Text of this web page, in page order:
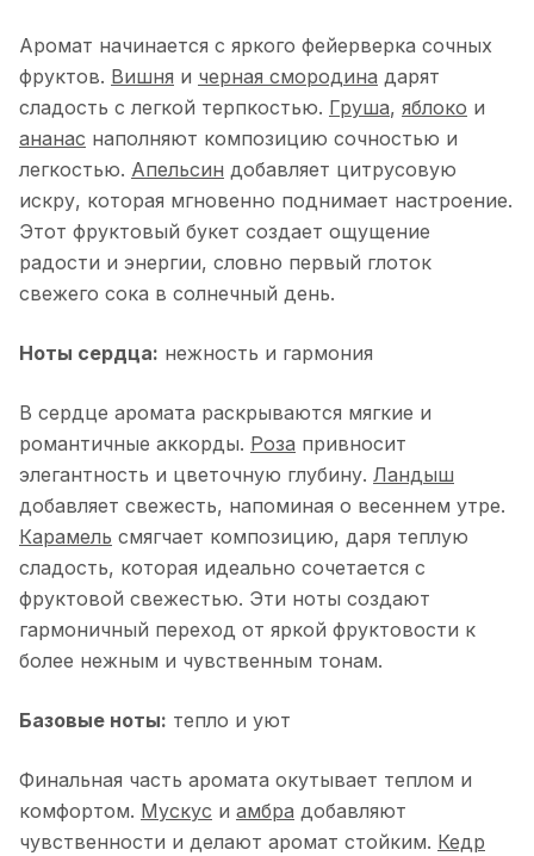
Аромат начинается с яркого фейерверка сочных
фруктов. Вишня и черная смородина дарят
сладость с легкой терпкостью. Груша, яблоко и
ананас наполняют композицию сочностью и
легкостью. Апельсин добавляет цитрусовую
искру, которая мгновенно поднимает настроение.
Этот фруктовый букет создает ощущение
радости и энергии, словно первый глоток
свежего сока в солнечный день.
Ноты сердца: нежность и гармония
В сердце аромата раскрываются мягкие и
романтичные аккорды. Роза привносит
элегантность и цветочную глубину. Ландыш
добавляет свежесть, напоминая о весеннем утре.
Карамель смягчает композицию, даря теплую
сладость, которая идеально сочетается с
фруктовой свежестью. Эти ноты создают
гармоничный переход от яркой фруктовости к
более нежным и чувственным тонам.
Базовые ноты: тепло и уют
Финальная часть аромата окутывает теплом и
комфортом. Мускус и амбра добавляют
чувственности и делают аромат стойким. Кедр